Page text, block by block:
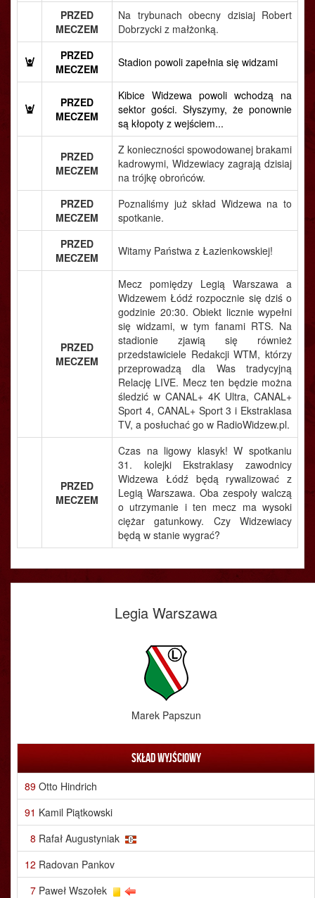
PRZED
MECZEM
Na trybunach obecny dzisiaj Robert
Dobrzycki z małżonką.
PRZED
MECZEM
Stadion powoli zapełnia się widzami
PRZED
MECZEM
Kibice Widzewa powoli wchodzą na
sektor gości. Słyszymy, że ponownie
są kłopoty z wejściem...
PRZED
MECZEM
Z konieczności spowodowanej brakami
kadrowymi, Widzewiacy zagrają dzisiaj
na trójkę obrońców.
PRZED
MECZEM
Poznaliśmy już skład Widzewa na to
spotkanie.
PRZED
MECZEM
Witamy Państwa z Łazienkowskiej!
PRZED
MECZEM
Mecz pomiędzy Legią Warszawa a
Widzewem Łódź rozpocznie się dziś o
godzinie 20:30. Obiekt licznie wypełni
się widzami, w tym fanami RTS. Na
stadionie zjawią się również
przedstawiciele Redakcji WTM, którzy
przeprowadzą dla Was tradycyjną
Relację LIVE. Mecz ten będzie można
śledzić w CANAL+ 4K Ultra, CANAL+
Sport 4, CANAL+ Sport 3 i Ekstraklasa
TV, a posłuchać go w RadioWidzew.pl.
PRZED
MECZEM
Czas na ligowy klasyk! W spotkaniu
31. kolejki Ekstraklasy zawodnicy
Widzewa Łódź będą rywalizować z
Legią Warszawa. Oba zespoły walczą
o utrzymanie i ten mecz ma wysoki
ciężar gatunkowy. Czy Widzewiacy
będą w stanie wygrać?
Legia Warszawa
Marek Papszun
Skład wyjściowy
89 Otto Hindrich
91 Kamil Piątkowski
8 Rafał Augustyniak
12 Radovan Pankov
7 Paweł Wszołek